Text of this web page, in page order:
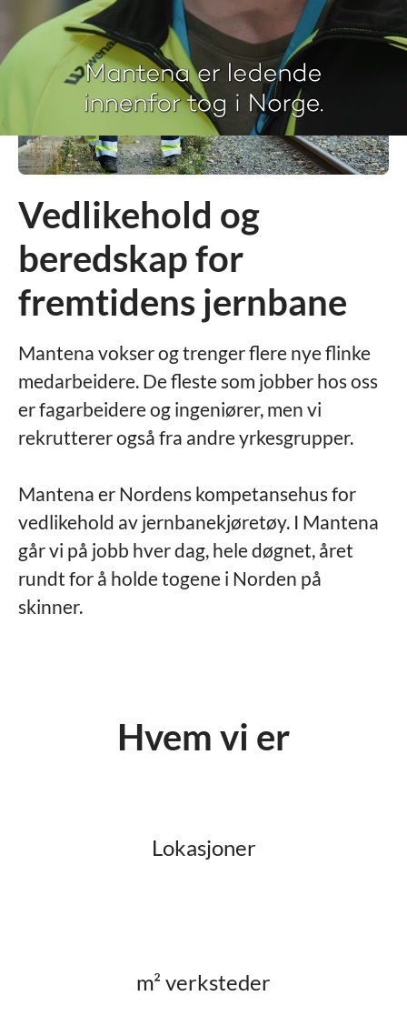
Vedlikehold og
beredskap for
fremtidens jernbane
Mantena vokser og trenger flere nye flinke
medarbeidere. De fleste som jobber hos oss
er fagarbeidere og ingeniører, men vi
rekrutterer også fra andre yrkesgrupper.
Mantena er Nordens kompetansehus for
vedlikehold av jernbanekjøretøy. I Mantena
går vi på jobb hver dag, hele døgnet, året
rundt for å holde togene i Norden på
skinner.
Hvem vi er
Lokasjoner
m² verksteder